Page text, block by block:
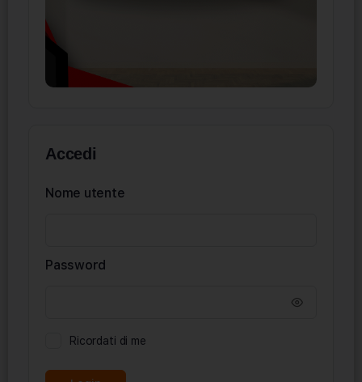
Accedi
Nome utente
Password
Ricordati di me